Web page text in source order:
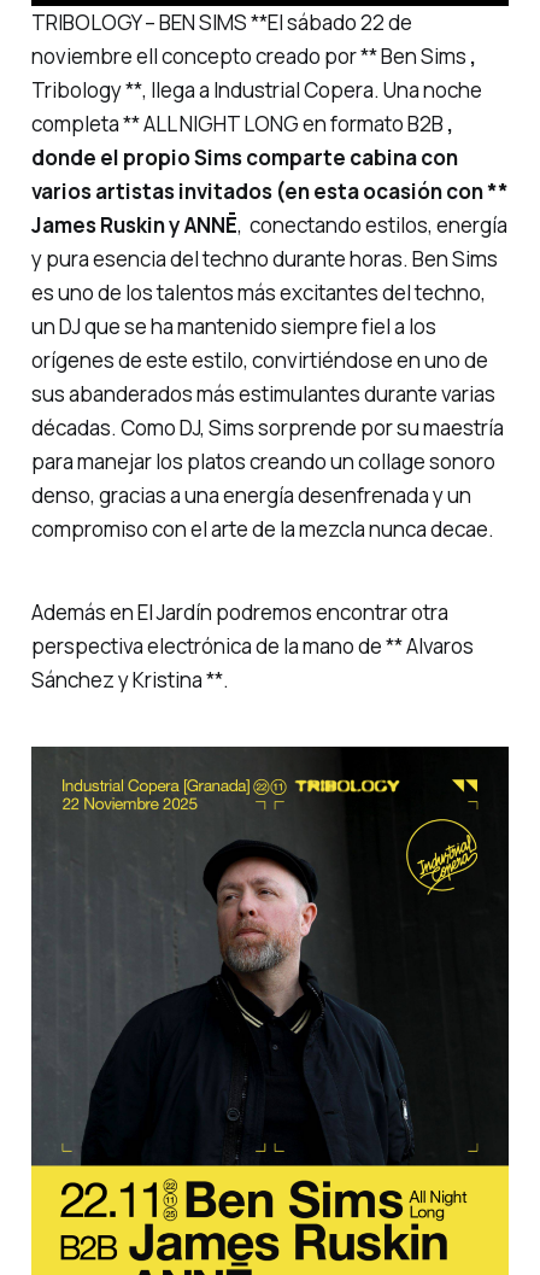
TRIBOLOGY – BEN SIMS **El sábado 22 de
noviembre ell concepto creado por ** Ben Sims ,
Tribology **, llega a Industrial Copera. Una noche
completa ** ALL NIGHT LONG en formato B2B ,
donde el propio Sims comparte cabina con
varios artistas invitados (en esta ocasión con **
James Ruskin y ANNĒ, conectando estilos, energía
y pura esencia del techno durante horas. Ben Sims
es uno de los talentos más excitantes del techno,
un DJ que se ha mantenido siempre fiel a los
orígenes de este estilo, convirtiéndose en uno de
sus abanderados más estimulantes durante varias
décadas. Como DJ, Sims sorprende por su maestría
para manejar los platos creando un collage sonoro
denso, gracias a una energía desenfrenada y un
compromiso con el arte de la mezcla nunca decae.
Además en El Jardín podremos encontrar otra
perspectiva electrónica de la mano de ** Alvaros
Sánchez y Kristina **.